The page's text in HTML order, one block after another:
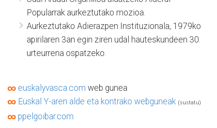
Popularrak aurkeztutako mozioa.
Aurkeztutako Adierazpen Instituzionala, 1979ko
apirilaren 3an egin ziren udal hauteskundeen 30.
urteurrena ospatzeko.
∞ euskalyvasca.com web gunea
∞ Euskal Y-aren alde eta kontrako webguneak (sustatu)
∞ ppelgoibar.com